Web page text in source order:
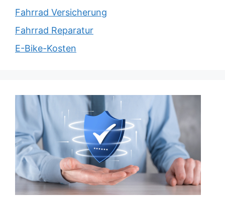
Fahrrad Versicherung
Fahrrad Reparatur
E-Bike-Kosten